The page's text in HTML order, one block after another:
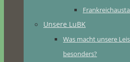
Unsere LuBK
Was macht unsere
besonders?